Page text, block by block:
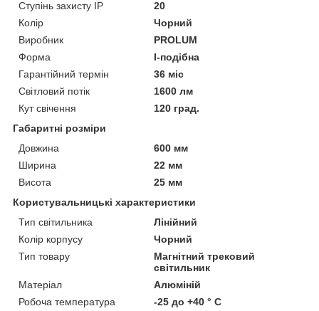
Ступінь захисту IP
20
Колір
Чорний
Виробник
PROLUM
Форма
I-подібна
Гарантійний термін
36 міс
Світловий потік
1600 лм
Кут свічення
120 град.
Габаритні розміри
Довжина
600 мм
Ширина
22 мм
Висота
25 мм
Користувальницькі характеристики
Тип світильника
Лінійний
Колір корпусу
Чорний
Тип товару
Магнітний трековий
світильник
Матеріал
Алюміній
Робоча температура
-25 до +40 ° С